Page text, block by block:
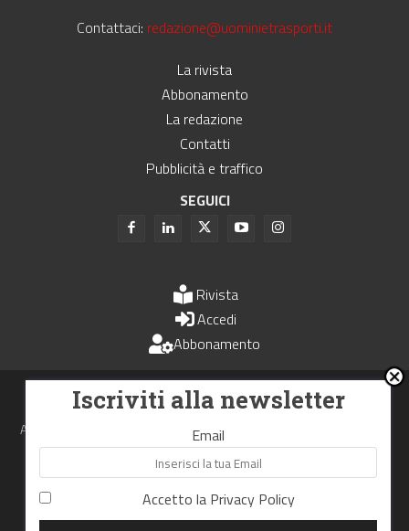
Contattaci: redazione@uominietrasporti.it
La rivista
Abbonamento
La redazione
Contatti
Pubblicità e traffico
SEGUICI
Rivista
Accedi
Abbonamento
Uomini e Trasporti è un periodico associato all'Unione Stampa
Periodica Italiana - USPI
Autorizzazione del Tribunale di Bologna N.4993 del 15 giugno 1982
Webdesign made inNowhere
RIPRODUZIONE RISERVATA Privacy Policy Cookie Policy
Termini e Condizioni di utilizzo
Iscriviti alla newsletter
Email
Accetto la Privacy Policy